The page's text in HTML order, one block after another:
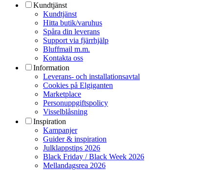
Kundtjänst
Kundtjänst
Hitta butik/varuhus
Spåra din leverans
Support via fjärrhjälp
Bluffmail m.m.
Kontakta oss
Information
Leverans- och installationsavtal
Cookies på Elgiganten
Marketplace
Personuppgiftspolicy
Visselblåsning
Inspiration
Kampanjer
Guider & inspiration
Julklappstips 2026
Black Friday / Black Week 2026
Mellandagsrea 2026